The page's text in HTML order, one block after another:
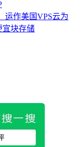
运作美国VPS云为
宜块存储